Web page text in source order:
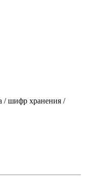
/ шифр хранения /